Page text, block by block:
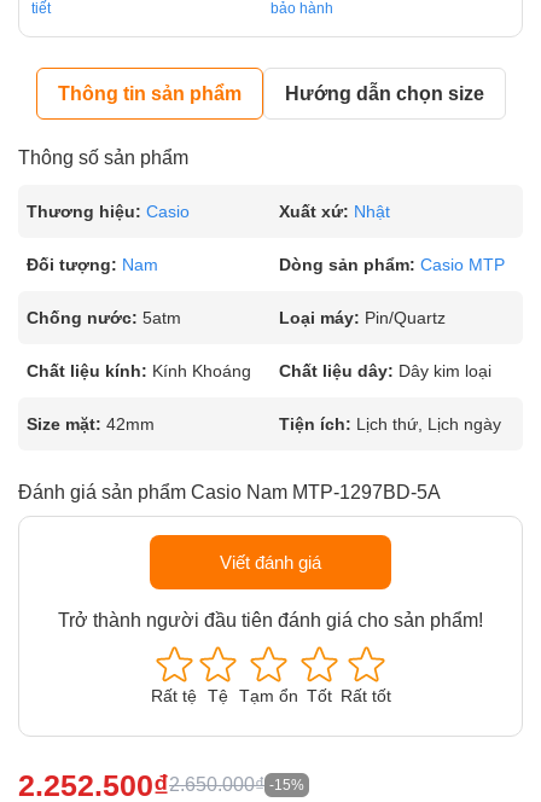
tiết
bảo hành
Thông tin sản phẩm Hướng dẫn chọn size
Thông số sản phẩm
Thương hiệu: Casio Xuất xứ: Nhật
Đối tượng: Nam Dòng sản phẩm: Casio MTP
Chống nước: 5atm Loại máy: Pin/Quartz
Chất liệu kính: Kính Khoáng Chất liệu dây: Dây kim loại
Size mặt: 42mm Tiện ích: Lịch thứ, Lịch ngày
Đánh giá sản phẩm Casio Nam MTP-1297BD-5A
Viết đánh giá
Trở thành người đầu tiên đánh giá cho sản phẩm!
Rất tệ Tệ Tạm ổn Tốt Rất tốt
2.252.500₫2.650.000₫ -15%